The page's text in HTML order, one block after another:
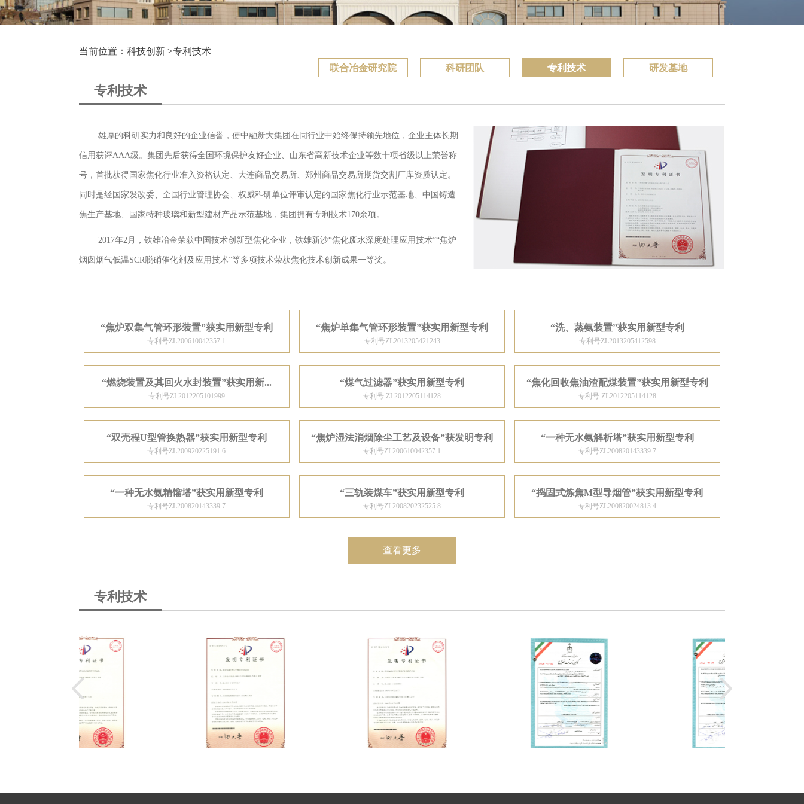
当前位置：科技创新 >专利技术
专利技术
联合冶金研究院 科研团队 专利技术 研发基地
雄厚的科研实力和良好的企业信誉，使中融新大集团在同行业中始终保持领先地位，企业主体长期
信用获评AAA级。集团先后获得全国环境保护友好企业、山东省高新技术企业等数十项省级以上荣誉称
号，首批获得国家焦化行业准入资格认定、大连商品交易所、郑州商品交易所期货交割厂库资质认定。
同时是经国家发改委、全国行业管理协会、权威科研单位评审认定的国家焦化行业示范基地、中国铸造
焦生产基地、国家特种玻璃和新型建材产品示范基地，集团拥有专利技术170余项。
2017年2月，铁雄冶金荣获中国技术创新型焦化企业，铁雄新沙“焦化废水深度处理应用技术”“焦炉
烟囱烟气低温SCR脱硝催化剂及应用技术”等多项技术荣获焦化技术创新成果一等奖。
“焦炉双集气管环形装置”获实用新型专利
专利号ZL200610042357.1
“焦炉单集气管环形装置”获实用新型专利
专利号ZL2013205421243
“洗、蒸氨装置”获实用新型专利
专利号ZL2013205412598
“燃烧装置及其回火水封装置”获实用新...
专利号ZL2012205101999
“煤气过滤器”获实用新型专利
专利号 ZL2012205114128
“焦化回收焦油渣配煤装置”获实用新型专利
专利号 ZL2012205114128
“双壳程U型管换热器”获实用新型专利
专利号ZL200920225191.6
“焦炉湿法消烟除尘工艺及设备”获发明专利
专利号ZL200610042357.1
“一种无水氨解析塔”获实用新型专利
专利号ZL200820143339.7
“一种无水氨精馏塔”获实用新型专利
专利号ZL200820143339.7
“三轨装煤车”获实用新型专利
专利号ZL200820232525.8
“捣固式炼焦M型导烟管”获实用新型专利
专利号ZL200820024813.4
“集气管安全装置”获实用新型专利
“捣固式炼焦除尘导烟车”获实用新型专利
捣固焦炉高氧煤气直接回收装置 利用熔融炉渣生产还原石材原料的方法
中国、伊朗、乌克兰获得发明专利
“焦炉双集气管环形装置”获实用新型专利
专利号ZL2013205423446
查看更多
专利技术